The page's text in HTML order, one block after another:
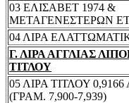
03 ΕΛΙΣΑΒΕΤ 1974 &
ΜΕΤΑΓΕΝΕΣΤΕΡΩΝ
04 ΛΙΡΑ
Γ. ΛΙΡΑ ΑΓΓΛΙΑΣ
ΤΙΤΛΟΥ
05 ΛΙΡΑ ΤΙΤΛΟΥ
(ΓΡΑΜ. 7,900-7,939)